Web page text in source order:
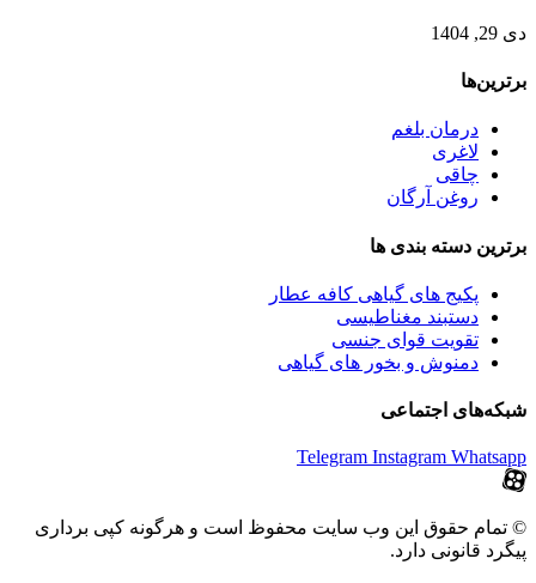
دی 29, 1404
برترین‌ها
درمان بلغم
لاغری
چاقی
روغن آرگان
برترین‌ دسته بندی ها
پکیج های گیاهی کافه عطار
دستبند مغناطیسی
تقویت قوای جنسی
دمنوش و بخور های گیاهی
شبکه‌های اجتماعی
Telegram Instagram Whatsapp
© تمام حقوق این وب سایت محفوظ است و هرگونه کپی برداری
پیگرد قانونی دارد.